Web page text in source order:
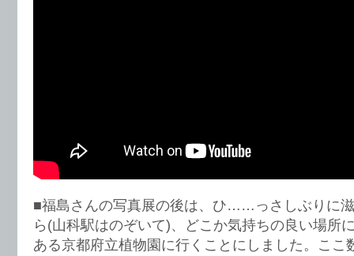
■福島さんの写真展の後は、ひ……っさしぶりに
ら(山科駅はのぞいて)、どこか気持ちの良い場所
ある京都府立植物園に行くことにしました。ここ